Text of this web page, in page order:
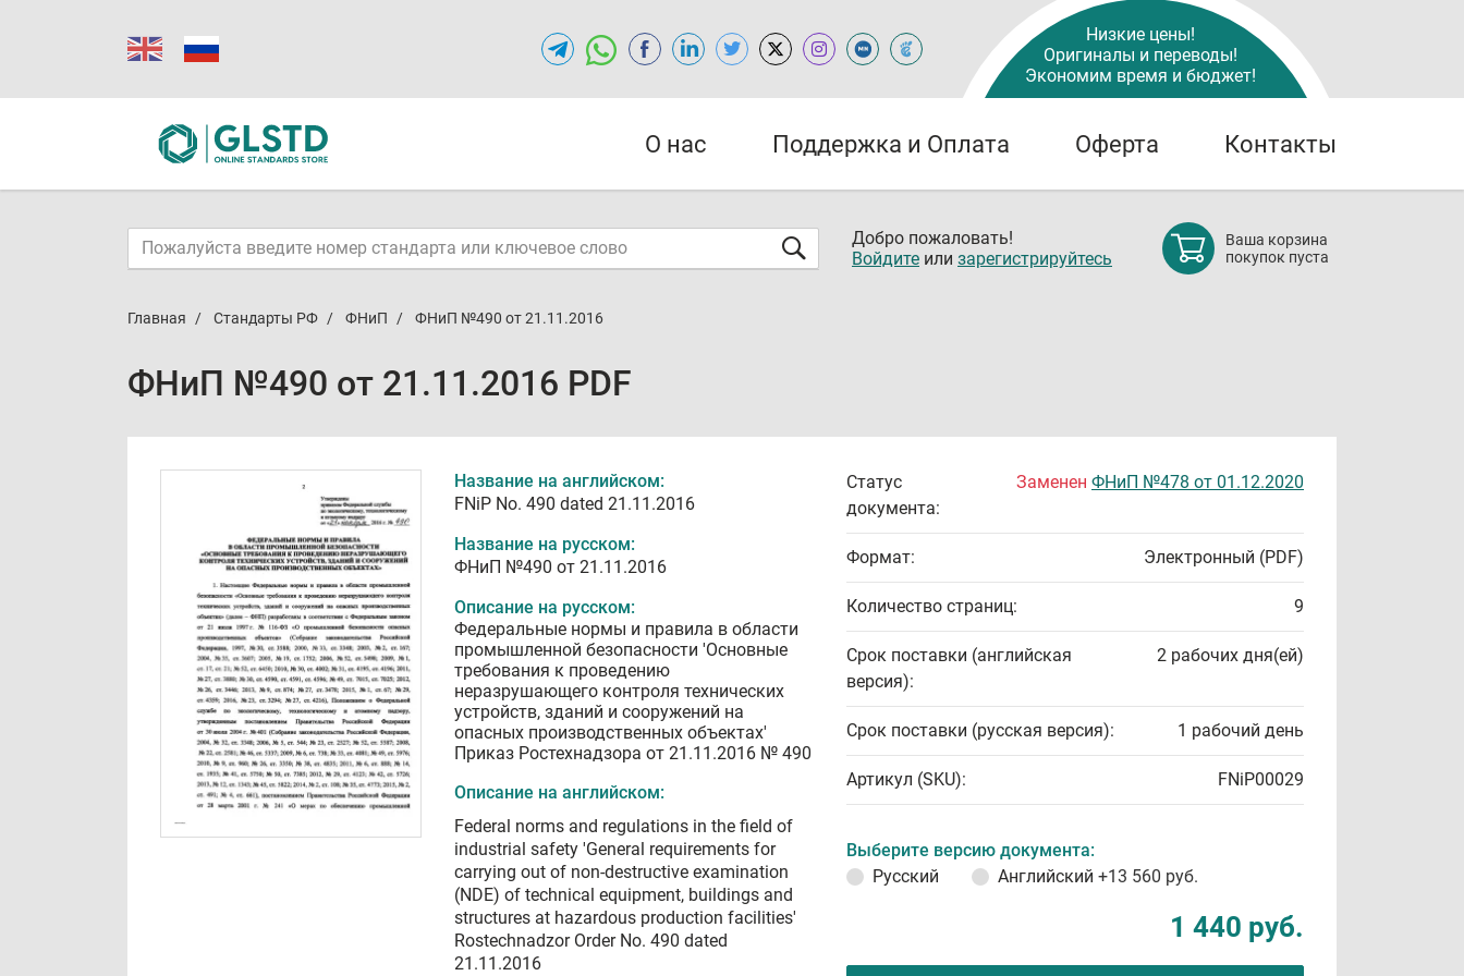
Низкие цены!
Оригиналы и переводы!
Экономим время и бюджет!
О нас Поддержка и Оплата Оферта Контакты
Добро пожаловать!
Войдите или зарегистрируйтесь
Ваша корзина
покупок пуста
Главная Стандарты РФ ФНиП ФНиП №490 от 21.11.2016
ФНиП №490 от 21.11.2016 PDF
Название на английском:
FNiP No. 490 dated 21.11.2016
Название на русском:
ФНиП №490 от 21.11.2016
Описание на русском:
Федеральные нормы и правила в области
промышленной безопасности 'Основные
требования к проведению
неразрушающего контроля технических
устройств, зданий и сооружений на
опасных производственных объектах'
Приказ Ростехнадзора от 21.11.2016 № 490
Описание на английском:
Federal norms and regulations in the field of
industrial safety 'General requirements for
carrying out of non-destructive examination
(NDE) of technical equipment, buildings and
structures at hazardous production facilities'
Rostechnadzor Order No. 490 dated
21.11.2016
Статус
документа:
Заменен ФНиП №478 от 01.12.2020
Формат: Электронный (PDF)
Количество страниц: 9
Срок поставки (английская
версия):
2 рабочих дня(ей)
Срок поставки (русская версия): 1 рабочий день
Артикул (SKU): FNiP00029
Выберите версию документа:
Русский
Английский +13 560 руб.
1 440 руб.